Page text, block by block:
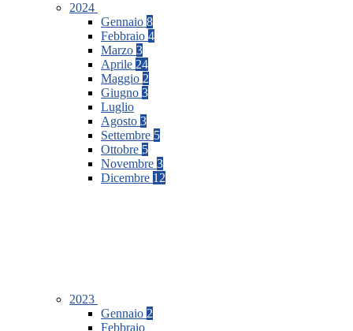
2024
Gennaio 8
Febbraio 4
Marzo 3
Aprile 24
Maggio 2
Giugno 3
Luglio
Agosto 3
Settembre 5
Ottobre 5
Novembre 3
Dicembre 12
2023
Gennaio 2
Febbraio